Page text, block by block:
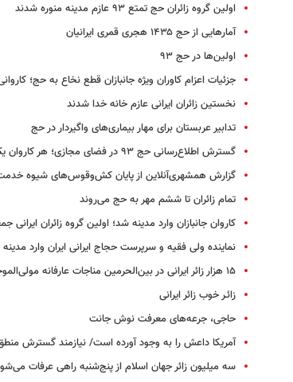
اولین گروه زائران حج تمتع ۹۳ عازم مدینه منوره شدند
آمارهایی از حج ۱۴۳۵ هجری قمری ایرانیان
اولین‌ها در حج ۹۳
جزئیات اعزام کاوران ویژه جانبازان قطع نخاع به حج؛
نخستین زائران ایرانی عازم خانه خدا شدند
تدابیر عربستان برای مهار بیماری‌های واگیردار در حج
گسترش اطلاع‌رسانی حج ۹۳ در فضای مجازی؛ هر کاروان یک وبلاگ
گزارش همشهری‌آنلاین از پایان کش‌وقوس‌های شیوه
تمام زائران تا ششم مهر به حج می‌روند
کاروان جانبازان وارد مدینه شد؛ اولین گروه زائران
نماینده ولی فقیه و سرپرست حجاج ایرانی ایران وارد
۱۵ هزار زائر ایرانی در بین‌الحرمین مناجات عارفانه مولی‌الموحدین را زمزمه می‌کنند
زائـر خوب زائر ایرانی
حاجی، جرعه‌های معرفت نوش جانت
آمریکا داعش را به وجود آورده است/ نیازمند گسترش
سه میلیون زائر جهان اسلام از پنج‌شنبه راهی عرفات